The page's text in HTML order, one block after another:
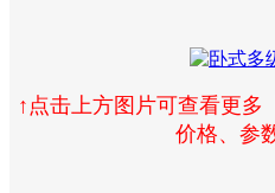
↑点击上方图片可查看更多
价格、参